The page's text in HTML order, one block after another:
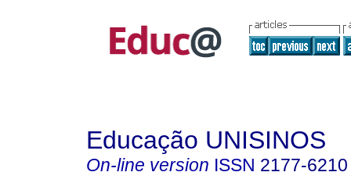
Educação UNISINOS
On-line version ISSN 2177-6210